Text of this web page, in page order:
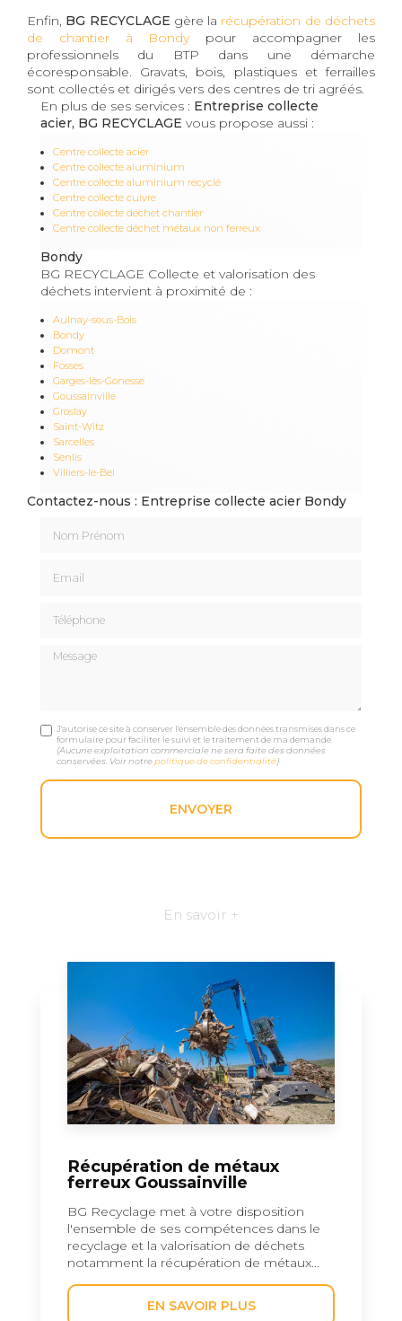
Enfin, BG RECYCLAGE gère la récupération de déchets
de chantier à Bondypour accompagner les
professionnels du BTP dans une démarche
écoresponsable. Gravats, bois, plastiques et ferrailles
sont collectés et dirigés vers des centres de tri agréés.
En plus de ses services : Entreprise collecte
acier, BG RECYCLAGE vous propose aussi :
Centre collecte acier
Centre collecte aluminium
Centre collecte aluminium recyclé
Centre collecte cuivre
Centre collecte déchet chantier
Centre collecte déchet métaux non ferreux
Bondy
BG RECYCLAGE Collecte et valorisation des
déchets intervient à proximité de :
Aulnay-sous-Bois
Bondy
Domont
Fosses
Garges-lès-Gonesse
Goussainville
Groslay
Saint-Witz
Sarcelles
Senlis
Villiers-le-Bel
Contactez-nous : Entreprise collecte acier Bondy
Message
J'autorise ce site à conserver l'ensemble des données transmises dans ce
formulaire pour faciliter le suivi et le traitement de ma demande.
(Aucune exploitation commerciale ne sera faite des données
conservées. Voir notrepolitique de confidentialité)
En savoir +
Récupération de métaux
ferreux Goussainville
BG Recyclage met à votre disposition
l'ensemble de ses compétences dans le
recyclage et la valorisation de déchets
notamment la récupération de métaux...
EN SAVOIR PLUS